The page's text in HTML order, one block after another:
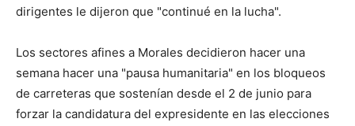
dirigentes le dijeron que "continué en la lucha".
Los sectores afines a Morales decidieron hacer una
semana hacer una "pausa humanitaria" en los bloqueos
de carreteras que sostenían desde el 2 de junio para
forzar la candidatura del expresidente en las elecciones